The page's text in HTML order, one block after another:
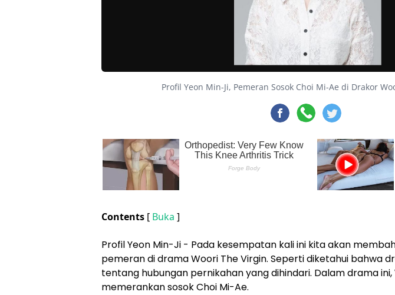
Profil Yeon Min-Ji, Pemeran Sosok Choi Mi-Ae di Drakor
Contents [ Buka ]
Profil Yeon Min-Ji - Pada kesempatan kali ini kita akan
pemeran di drama Woori The Virgin. Seperti diketahui bahwa
tentang hubungan pernikahan yang dihindari. Dalam drama ini,
memerankan sosok Choi Mi-Ae.